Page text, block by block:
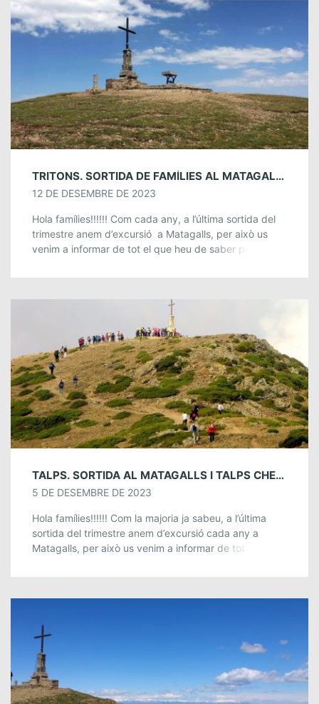
TRITONS. SORTIDA DE FAMÍLIES AL MATAGALLS I VESPRE DE CENTRE. 16 I 17 DE DESEMBRE.
12 DE DESEMBRE DE 2023
Hola famílies!!!!!! Com cada any, a l’última sortida del
trimestre anem d’excursió a Matagalls, per això us
venim a informar de tot el que heu de saber per
TALPS. SORTIDA AL MATAGALLS I TALPS CHEF. 16 I 17 DE DESEMBRE.
5 DE DESEMBRE DE 2023
Hola famílies!!!!!! Com la majoria ja sabeu, a l’última
sortida del trimestre anem d’excursió cada any a
Matagalls, per això us venim a informar de tot el que